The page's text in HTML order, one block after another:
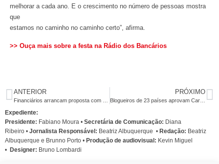
melhorar a cada ano. E o crescimento no número de pessoas mostra
que
estamos no caminho no caminho certo”, afirma.
>> Ouça mais sobre a festa na Rádio dos Bancários
ANTERIOR PRÓXIMO
Blogueiros de 23 países aprovam Carta de Foz do Iguaçu
Expediente:
Presidente: Fabiano Moura • Secretária de Comunicação: Diana
Ribeiro • Jornalista Responsável: Beatriz Albuquerque • Redação: Beatriz
Albuquerque e Brunno Porto • Produção de audiovisual: Kevin Miguel
• Designer: Bruno Lombardi